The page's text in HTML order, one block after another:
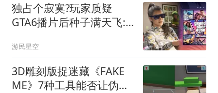
独占个寂寞?玩家质疑
GTA6播片后种子满天飞:R
游民星空
3D雕刻版捉迷藏《FAKE
ME》7种工具能否让伪装